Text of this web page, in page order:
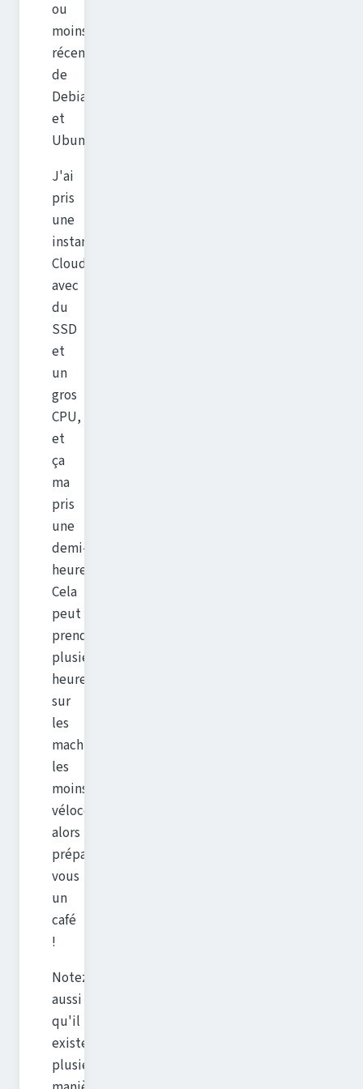
ou
moins
récentes
de
Debian
et
Ubuntu.
J'ai
pris
une
instance
Cloud
avec
du
SSD
et
un
gros
CPU,
et
ça
ma
pris
une
demi-
heure.
Cela
peut
prendre
plusieurs
heures
sur
les
machines
les
moins
véloces,
alors
préparez-
vous
un
café
!
Notez
aussi
qu'il
existe
plusieurs